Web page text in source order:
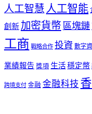
人工智慧人工智能
創新加密貨幣區塊鏈
工商 戰略合作投資數字
業績報告 獎項生活穩定幣
跨境支付金融 金融科技